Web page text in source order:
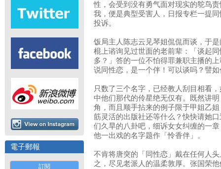
電子郵報
訂閱
性，会受到没有勇气面对现实的鸵鸟
我，便是典型受害人，日报专栏一提
投诉。
饭局主人陈志云见琴姐侃侃而谈，于
棍上谘询见过世面的老前辈：「谈起
多？」答的一位不怕得罪兼职主播的
说同性恋，是一个伴！可以谈吗？譬
只数了三个名字，已经教人刮目相看
中他们那代的伶星绝无仅有。既然讲
角，而且顺手拈来的例子限于甲姐乙
筋灵活的出版社还等什么？快快请她
们久旱的八卦吧，细诉女女纠缠的一
他一出戏的名字题作「怜香伴」。
不肯将唐突的「同性恋」戴在任何人
之，尽见老派人的温柔敦厚。张国荣